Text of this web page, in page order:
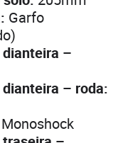
Garfo
dianteira –
– roda:
Monoshock